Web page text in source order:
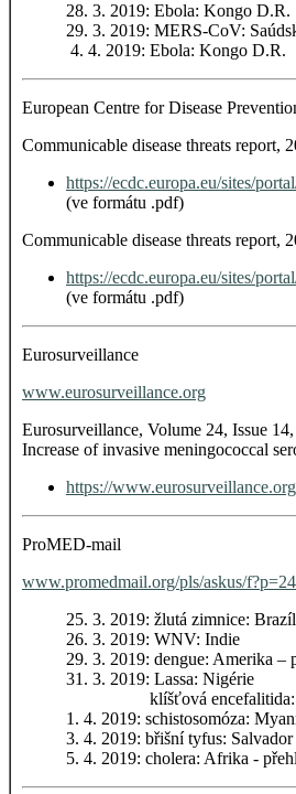
28. 3. 2019: Ebola: Kongo D.R.
29. 3. 2019: MERS-CoV:
4. 4. 2019: Ebola: Kongo D.R.
European Centre for Disease
Communicable disease threats report,
https://ecdc.europa.eu/sites/
(ve formátu .pdf)
Communicable disease threats report,
https://ecdc.europa.eu/sites/
(ve formátu .pdf)
Eurosurveillance
www.eurosurveillance.org
Eurosurveillance, Volume 24, Issue
Increase of invasive meningococcal
https://
ProMED-mail
www.promedmail.org/pls/askus/
25. 3. 2019: žlutá zimnice:
26. 3. 2019: WNV: Indie
29. 3. 2019: dengue: Amerika –
31. 3. 2019: Lassa: Nigérie
klíšťová encefalitida:
1. 4. 2019: schistosomóza:
3. 4. 2019: břišní tyfus: Salvador
5. 4. 2019: cholera: Afrika -